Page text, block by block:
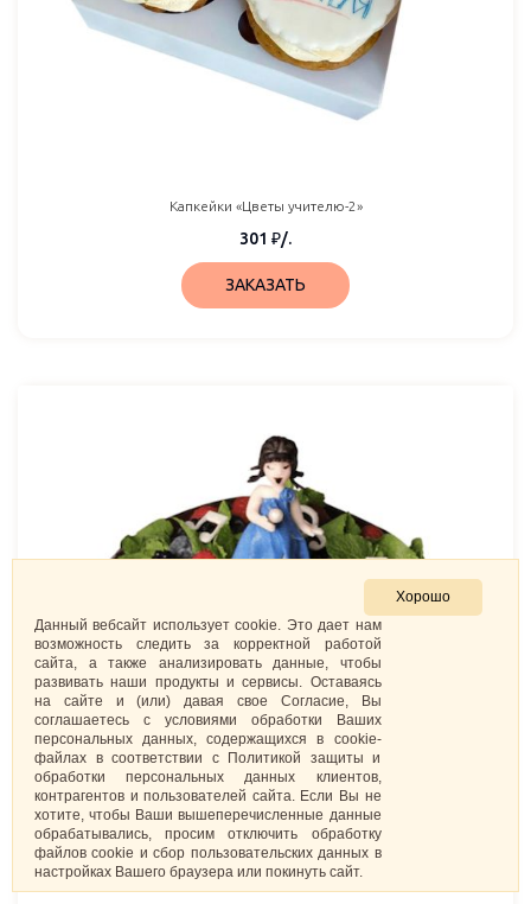
Капкейки «Цветы учителю-2»
301 ₽/.
ЗАКАЗАТЬ
Хорошо
Данный вебсайт использует cookie. Это дает нам
возможность следить за корректной работой
сайта, а также анализировать данные, чтобы
развивать наши продукты и сервисы. Оставаясь
на сайте и (или) давая свое Согласие, Вы
соглашаетесь с условиями обработки Ваших
персональных данных, содержащихся в cookie-
файлах в соответствии с Политикой защиты и
обработки персональных данных клиентов,
контрагентов и пользователей сайта. Если Вы не
хотите, чтобы Ваши вышеперечисленные данные
обрабатывались, просим отключить обработку
файлов cookie и сбор пользовательских данных в
настройках Вашего браузера или покинуть сайт.